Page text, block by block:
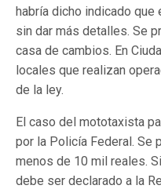
habría dicho indicado que
sin dar más detalles. Se
casa de cambios. En
locales que realizan
de la ley.
El caso del mototaxista
por la Policía Federal. Se
menos de 10 mil reales.
debe ser declarado a la